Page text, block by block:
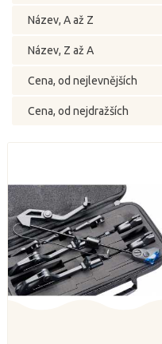
Název, A až Z
Název, Z až A
Cena, od nejlevnějších
Cena, od nejdražších